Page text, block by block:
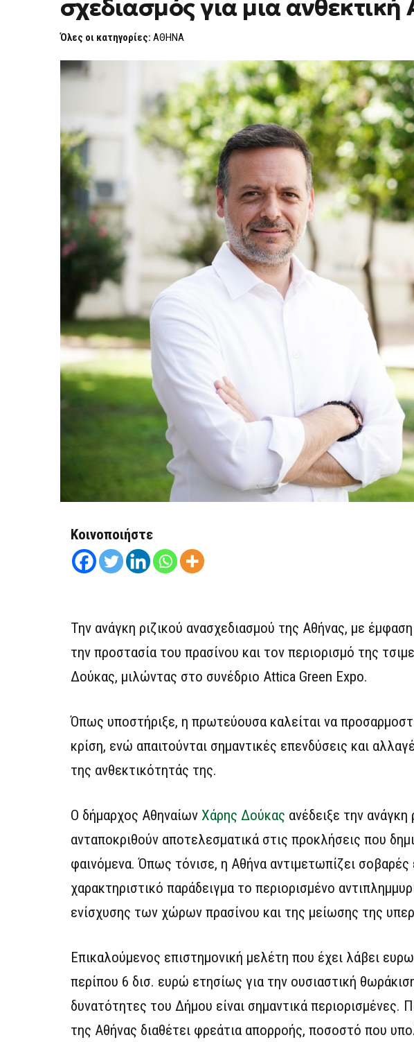
ATTICA
GREEN
ΝΈΟΣ
ΣΧΕΔΙΑΣΜΌΣ
ΜΙΑ
ΑΝΘΕΚΤΙΚΉ
ΑΘΉΝΑ
σχεδιασμός για μια
Όλες οι κατηγορίες: ΑΘΗΝΑ
Κοινοποιήστε
Την ανάγκη ριζικού ανασχεδιασμού της Αθήνας, με
την προστασία του πρασίνου και τον περιορισμό της
Δούκας, μιλώντας στο συνέδριο Attica Green Expo.
Όπως υποστήριξε, η πρωτεύουσα καλείται να
κρίση, ενώ απαιτούνται σημαντικές επενδύσεις και
της ανθεκτικότητάς της.
Ο δήμαρχος Αθηναίων Χάρης Δούκας ανέδειξε την
ανταποκριθούν αποτελεσματικά στις προκλήσεις που
φαινόμενα. Όπως τόνισε, η Αθήνα αντιμετωπίζει
χαρακτηριστικό παράδειγμα το περιορισμένο
ενίσχυσης των χώρων πρασίνου και της μείωσης της
Επικαλούμενος επιστημονική μελέτη που έχει λάβει
περίπου 6 δισ. ευρώ ετησίως για την ουσιαστική
δυνατότητες του Δήμου είναι σημαντικά
της Αθήνας διαθέτει φρεάτια απορροής, ποσοστό που